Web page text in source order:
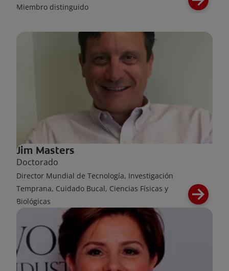
Miembro distinguido
Jim Masters
Doctorado
Director Mundial de Tecnología, Investigación
Temprana, Cuidado Bucal, Ciencias Físicas y
Biológicas